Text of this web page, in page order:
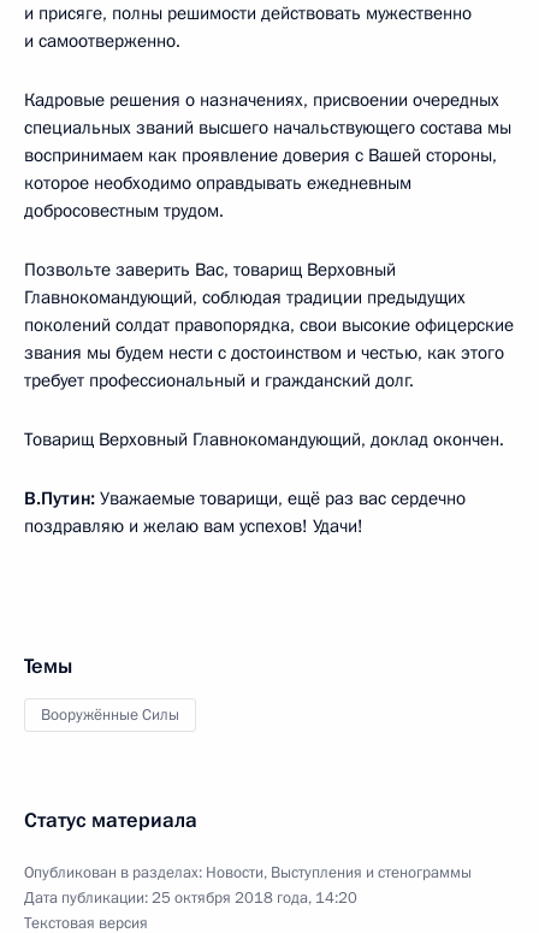
и присяге, полны решимости действовать мужественно
и самоотверженно.
Кадровые решения о назначениях, присвоении очередных
специальных званий высшего начальствующего состава мы
воспринимаем как проявление доверия с Вашей стороны,
которое необходимо оправдывать ежедневным
добросовестным трудом.
Позвольте заверить Вас, товарищ Верховный
Главнокомандующий, соблюдая традиции предыдущих
поколений солдат правопорядка, свои высокие офицерские
звания мы будем нести с достоинством и честью, как этого
требует профессиональный и гражданский долг.
Товарищ Верховный Главнокомандующий, доклад окончен.
В.Путин: Уважаемые товарищи, ещё раз вас сердечно
поздравляю и желаю вам успехов! Удачи!
Темы
Вооружённые Силы
Статус материала
Опубликован в разделах: Новости, Выступления и стенограммы
Дата публикации:25 октября 2018 года, 14:20
Текстовая версия